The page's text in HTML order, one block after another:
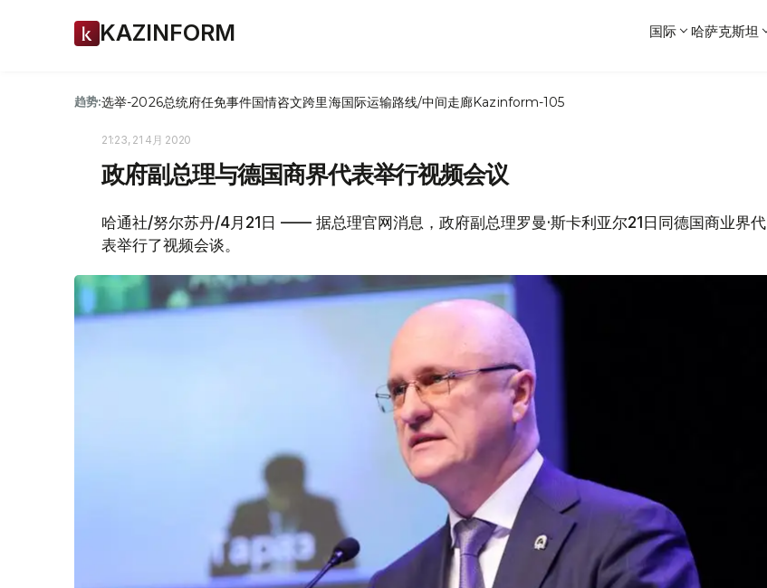
KAZINFORM 国际 哈萨克斯坦
趋势:选举-2026总统府任免事件国情咨文跨里海国际运输路线/中间走廊Kazinform-105
21:23, 21 4月 2020
政府副总理与德国商界代表举行视频会议
哈通社/努尔苏丹/4月21日 —— 据总理官网消息，政府副总理罗曼·斯卡利亚尔21日同德国商业界代
表举行了视频会谈。